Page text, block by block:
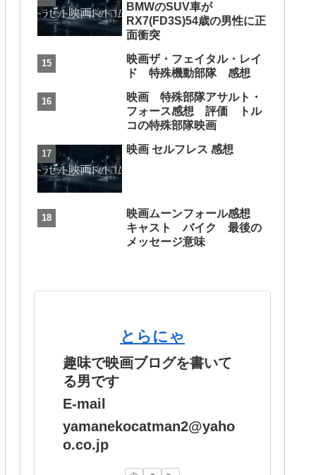
BMWのSUV車が
RX7(FD3S)54歳の男性に正
面衝突
映画ザ・フェイタル・レイ
ド 特殊機動部隊 感想
映画 特殊部隊アサルト・
フォース感想 評価 トル
コの特殊部隊映画
映画 セルフレス 感想
映画ムーンフォール感想
キャスト バイク 最後の
メッセージ意味
とらにゃ
趣味で映画ブログを書いて
る男です
E-mail
yamanekocatman2@yaho
o.co.jp